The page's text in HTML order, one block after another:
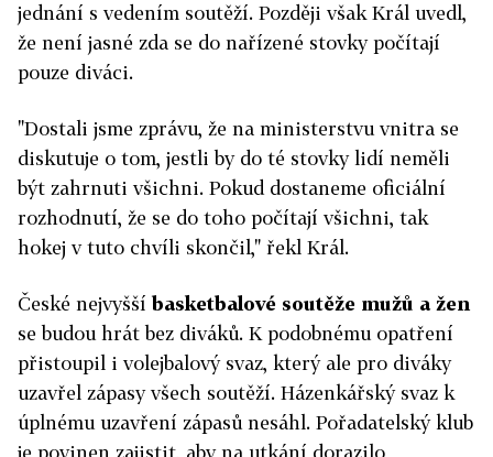
jednání s vedením soutěží. Později však Král uvedl,
že není jasné zda se do nařízené stovky počítají
pouze diváci.
"Dostali jsme zprávu, že na ministerstvu vnitra se
diskutuje o tom, jestli by do té stovky lidí neměli
být zahrnuti všichni. Pokud dostaneme oficiální
rozhodnutí, že se do toho počítají všichni, tak
hokej v tuto chvíli skončil," řekl Král.
České nejvyšší basketbalové soutěže mužů a žen
se budou hrát bez diváků. K podobnému opatření
přistoupil i volejbalový svaz, který ale pro diváky
uzavřel zápasy všech soutěží. Házenkářský svaz k
úplnému uzavření zápasů nesáhl. Pořadatelský klub
je povinen zajistit, aby na utkání dorazilo